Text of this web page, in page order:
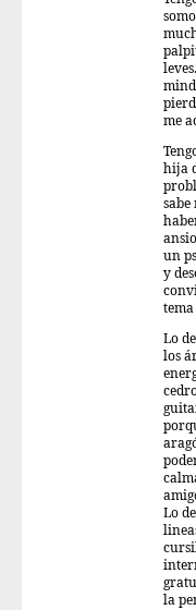
me
hija
un
y
tema
Lo
los
Lo
la